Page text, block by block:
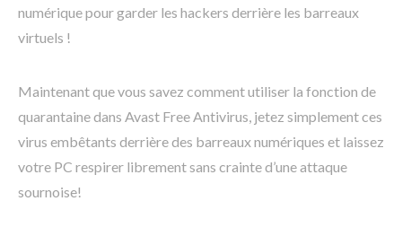
numérique pour garder les hackers derrière les barreaux
virtuels !
Maintenant que vous savez comment utiliser la fonction de
quarantaine dans Avast Free Antivirus, jetez simplement ces
virus embêtants derrière des barreaux numériques et laissez
votre PC respirer librement sans crainte d’une attaque
sournoise!